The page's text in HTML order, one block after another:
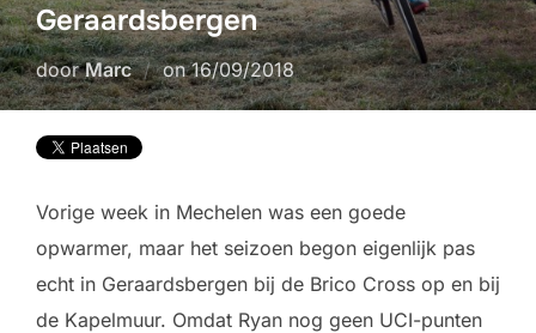
Geraardsbergen
doorMarc onGeplaatst
op
16/09/2018
Vorige week in Mechelen was een goede
opwarmer, maar het seizoen begon eigenlijk pas
echt in Geraardsbergen bij de Brico Cross op en bij
de Kapelmuur. Omdat Ryan nog geen UCI-punten